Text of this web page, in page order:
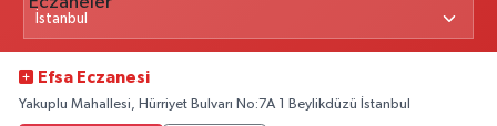
Efsa Eczanesi
Yakuplu Mahallesi, Hürriyet Bulvarı No:7A 1 Beylikdüzü İstanbul